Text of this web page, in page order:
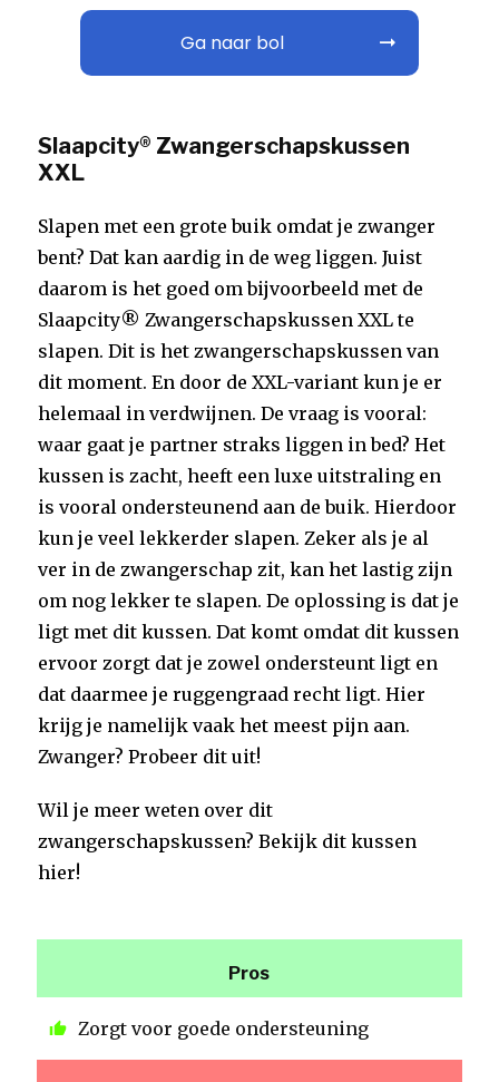
Ga naar bol
Slaapcity® Zwangerschapskussen
XXL
Slapen met een grote buik omdat je zwanger
bent? Dat kan aardig in de weg liggen. Juist
daarom is het goed om bijvoorbeeld met de
Slaapcity® Zwangerschapskussen XXL te
slapen. Dit is het zwangerschapskussen van
dit moment. En door de XXL-variant kun je er
helemaal in verdwijnen. De vraag is vooral:
waar gaat je partner straks liggen in bed? Het
kussen is zacht, heeft een luxe uitstraling en
is vooral ondersteunend aan de buik. Hierdoor
kun je veel lekkerder slapen. Zeker als je al
ver in de zwangerschap zit, kan het lastig zijn
om nog lekker te slapen. De oplossing is dat je
ligt met dit kussen. Dat komt omdat dit kussen
ervoor zorgt dat je zowel ondersteunt ligt en
dat daarmee je ruggengraad recht ligt. Hier
krijg je namelijk vaak het meest pijn aan.
Zwanger? Probeer dit uit!
Wil je meer weten over dit
zwangerschapskussen? Bekijk dit kussen
hier!
Pros
Zorgt voor goede ondersteuning